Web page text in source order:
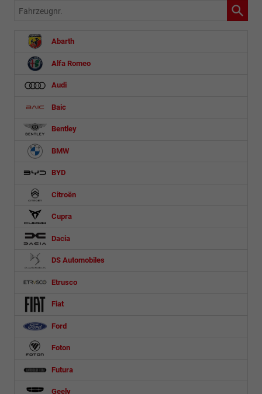
Fahrzeugnr.
Abarth
Alfa Romeo
Audi
Baic
Bentley
BMW
BYD
Citroën
Cupra
Dacia
DS Automobiles
Etrusco
Fiat
Ford
Foton
Futura
Geely